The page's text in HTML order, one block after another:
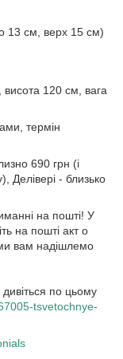
13 см, верх 15 см)
120 см, вага
термін
690 грн (і
Делівері - близько
на пошті! У
на пошті акт о
вам надішлемо
дивіться по цьому
tsvetochnye-